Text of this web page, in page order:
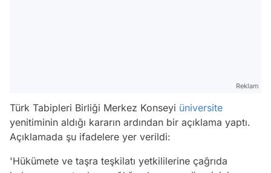
Reklam
Türk Tabipleri Birliği Merkez Konseyi üniversite
yenitiminin aldığı kararın ardından bir açıklama yaptı.
Açıklamada şu ifadelere yer verildi:
'Hükümete ve taşra teşkilatı yetkililerine çağrıda